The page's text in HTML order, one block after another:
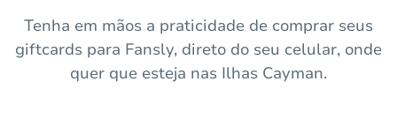
Tenha em mãos a praticidade de comprar seus
giftcards para Fansly, direto do seu celular, onde
quer que esteja nas Ilhas Cayman.